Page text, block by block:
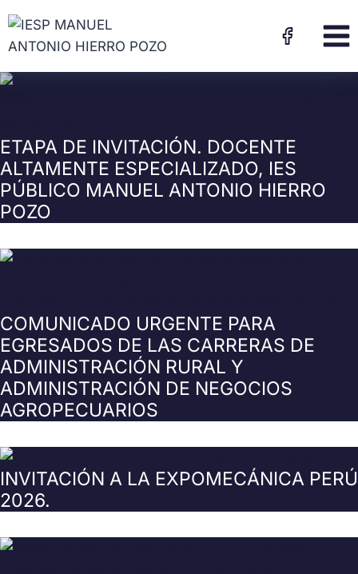
ETAPA DE INVITACIÓN. DOCENTE
ALTAMENTE ESPECIALIZADO, IES
PÚBLICO MANUEL ANTONIO HIERRO
POZO
COMUNICADO URGENTE PARA
EGRESADOS DE LAS CARRERAS DE
ADMINISTRACIÓN RURAL Y
ADMINISTRACIÓN DE NEGOCIOS
AGROPECUARIOS
INVITACIÓN A LA EXPOMECÁNICA PERÚ
2026.